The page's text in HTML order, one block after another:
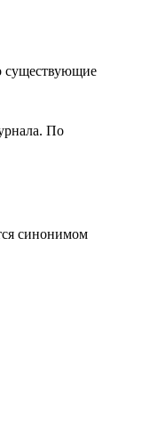
существующие
По
синонимом